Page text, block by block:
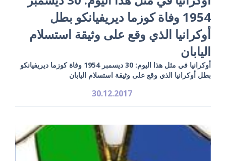
1954 وفاة كوزما ديريفيانكو بطل
أوكرانيا الذي وقع على وثيقة استسلام
اليابان
أوكرانيا في مثل هذا اليوم: 30 ديسمبر 1954 وفاة كوزما ديريفيانكو
بطل أوكرانيا الذي وقع على وثيقة استسلام اليابان
30.12.2017